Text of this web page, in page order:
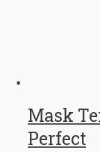
Mask
Perfect